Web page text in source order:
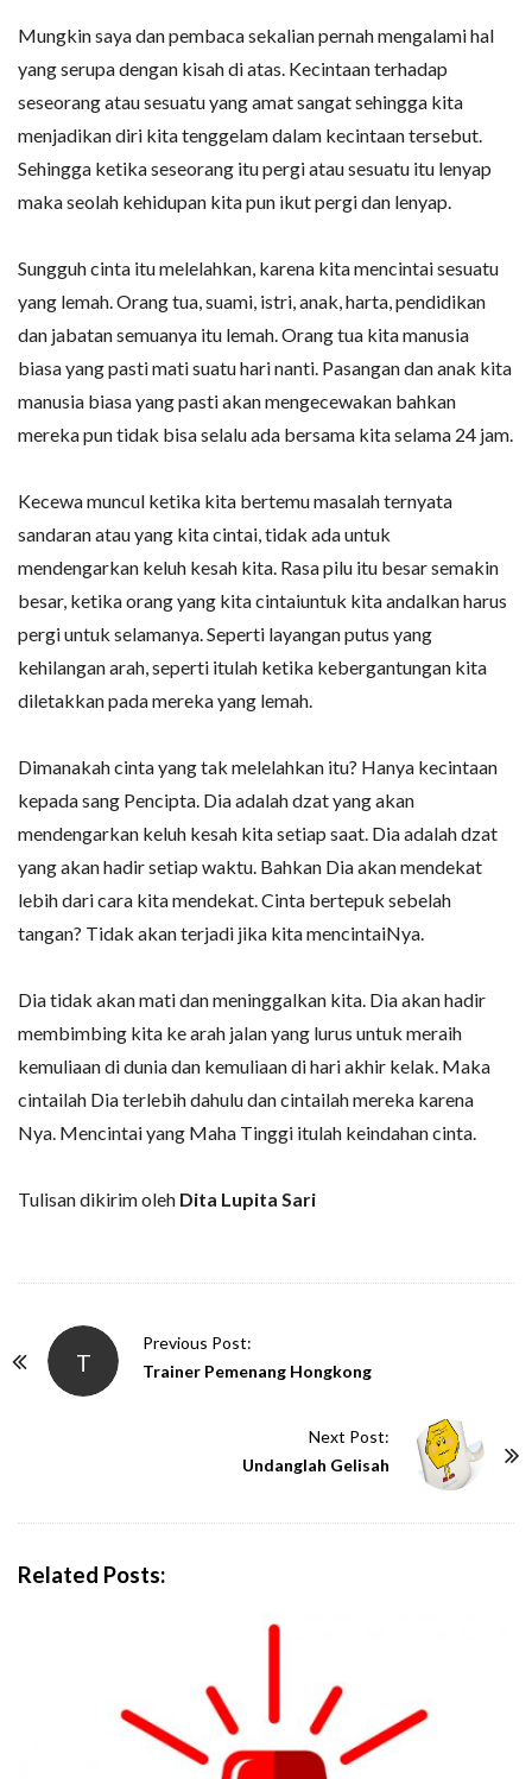
Mungkin saya dan pembaca sekalian pernah mengalami hal
yang serupa dengan kisah di atas. Kecintaan terhadap
seseorang atau sesuatu yang amat sangat sehingga kita
menjadikan diri kita tenggelam dalam kecintaan tersebut.
Sehingga ketika seseorang itu pergi atau sesuatu itu lenyap
maka seolah kehidupan kita pun ikut pergi dan lenyap.
Sungguh cinta itu melelahkan, karena kita mencintai sesuatu
yang lemah. Orang tua, suami, istri, anak, harta, pendidikan
dan jabatan semuanya itu lemah. Orang tua kita manusia
biasa yang pasti mati suatu hari nanti. Pasangan dan anak kita
manusia biasa yang pasti akan mengecewakan bahkan
mereka pun tidak bisa selalu ada bersama kita selama 24 jam.
Kecewa muncul ketika kita bertemu masalah ternyata
sandaran atau yang kita cintai, tidak ada untuk
mendengarkan keluh kesah kita. Rasa pilu itu besar semakin
besar, ketika orang yang kita cintaiuntuk kita andalkan harus
pergi untuk selamanya. Seperti layangan putus yang
kehilangan arah, seperti itulah ketika kebergantungan kita
diletakkan pada mereka yang lemah.
Dimanakah cinta yang tak melelahkan itu? Hanya kecintaan
kepada sang Pencipta. Dia adalah dzat yang akan
mendengarkan keluh kesah kita setiap saat. Dia adalah dzat
yang akan hadir setiap waktu. Bahkan Dia akan mendekat
lebih dari cara kita mendekat. Cinta bertepuk sebelah
tangan? Tidak akan terjadi jika kita mencintaiNya.
Dia tidak akan mati dan meninggalkan kita. Dia akan hadir
membimbing kita ke arah jalan yang lurus untuk meraih
kemuliaan di dunia dan kemuliaan di hari akhir kelak. Maka
cintailah Dia terlebih dahulu dan cintailah mereka karena
Nya. Mencintai yang Maha Tinggi itulah keindahan cinta.
Tulisan dikirim oleh Dita Lupita Sari
T
Previous Post:
Trainer Pemenang Hongkong
Next Post:
Undanglah Gelisah
Related Posts: